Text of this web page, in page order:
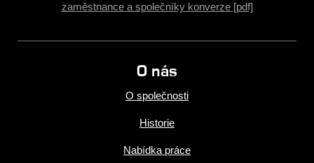
zaměstnance a společníky konverze [pdf]
O nás
O společnosti
Historie
Nabídka práce